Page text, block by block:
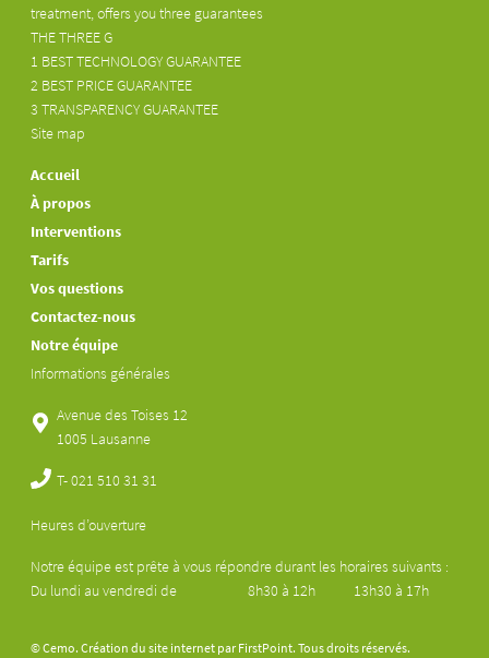
treatment, offers you three guarantees
THE THREE G
1 BEST TECHNOLOGY GUARANTEE
2 BEST PRICE GUARANTEE
3 TRANSPARENCY GUARANTEE
Site map
Accueil
À propos
Interventions
Tarifs
Vos questions
Contactez-nous
Notre équipe
Informations générales
Avenue des Toises 12
1005 Lausanne
T-021 510 31 31
Heures d’ouverture
Notre équipe est prête à vous répondre durant les horaires suivants :
Du lundi au vendredi de
8h30 à 12h 13h30 à 17h
© Cemo. Création du site internet par FirstPoint. Tous droits réservés.